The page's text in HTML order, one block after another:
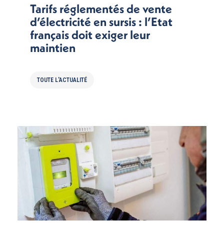
Tarifs réglementés de vente
d’électricité en sursis : l’Etat
français doit exiger leur
maintien
TOUTE L'ACTUALITÉ